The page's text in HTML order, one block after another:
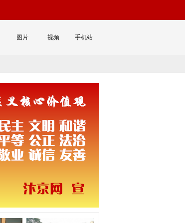
图片 视频 手机站